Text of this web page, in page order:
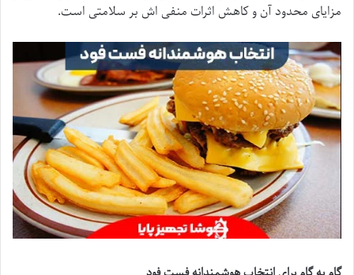
مزایای محدود آن و کاهش اثرات منفی اش بر سلامتی است.